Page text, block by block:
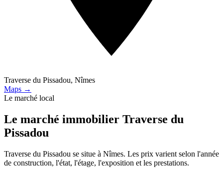
Traverse du Pissadou, Nîmes
Maps →
Le marché local
Le marché immobilier Traverse du
Pissadou
Traverse du Pissadou se situe à Nîmes. Les prix varient selon l'année
de construction, l'état, l'étage, l'exposition et les prestations.